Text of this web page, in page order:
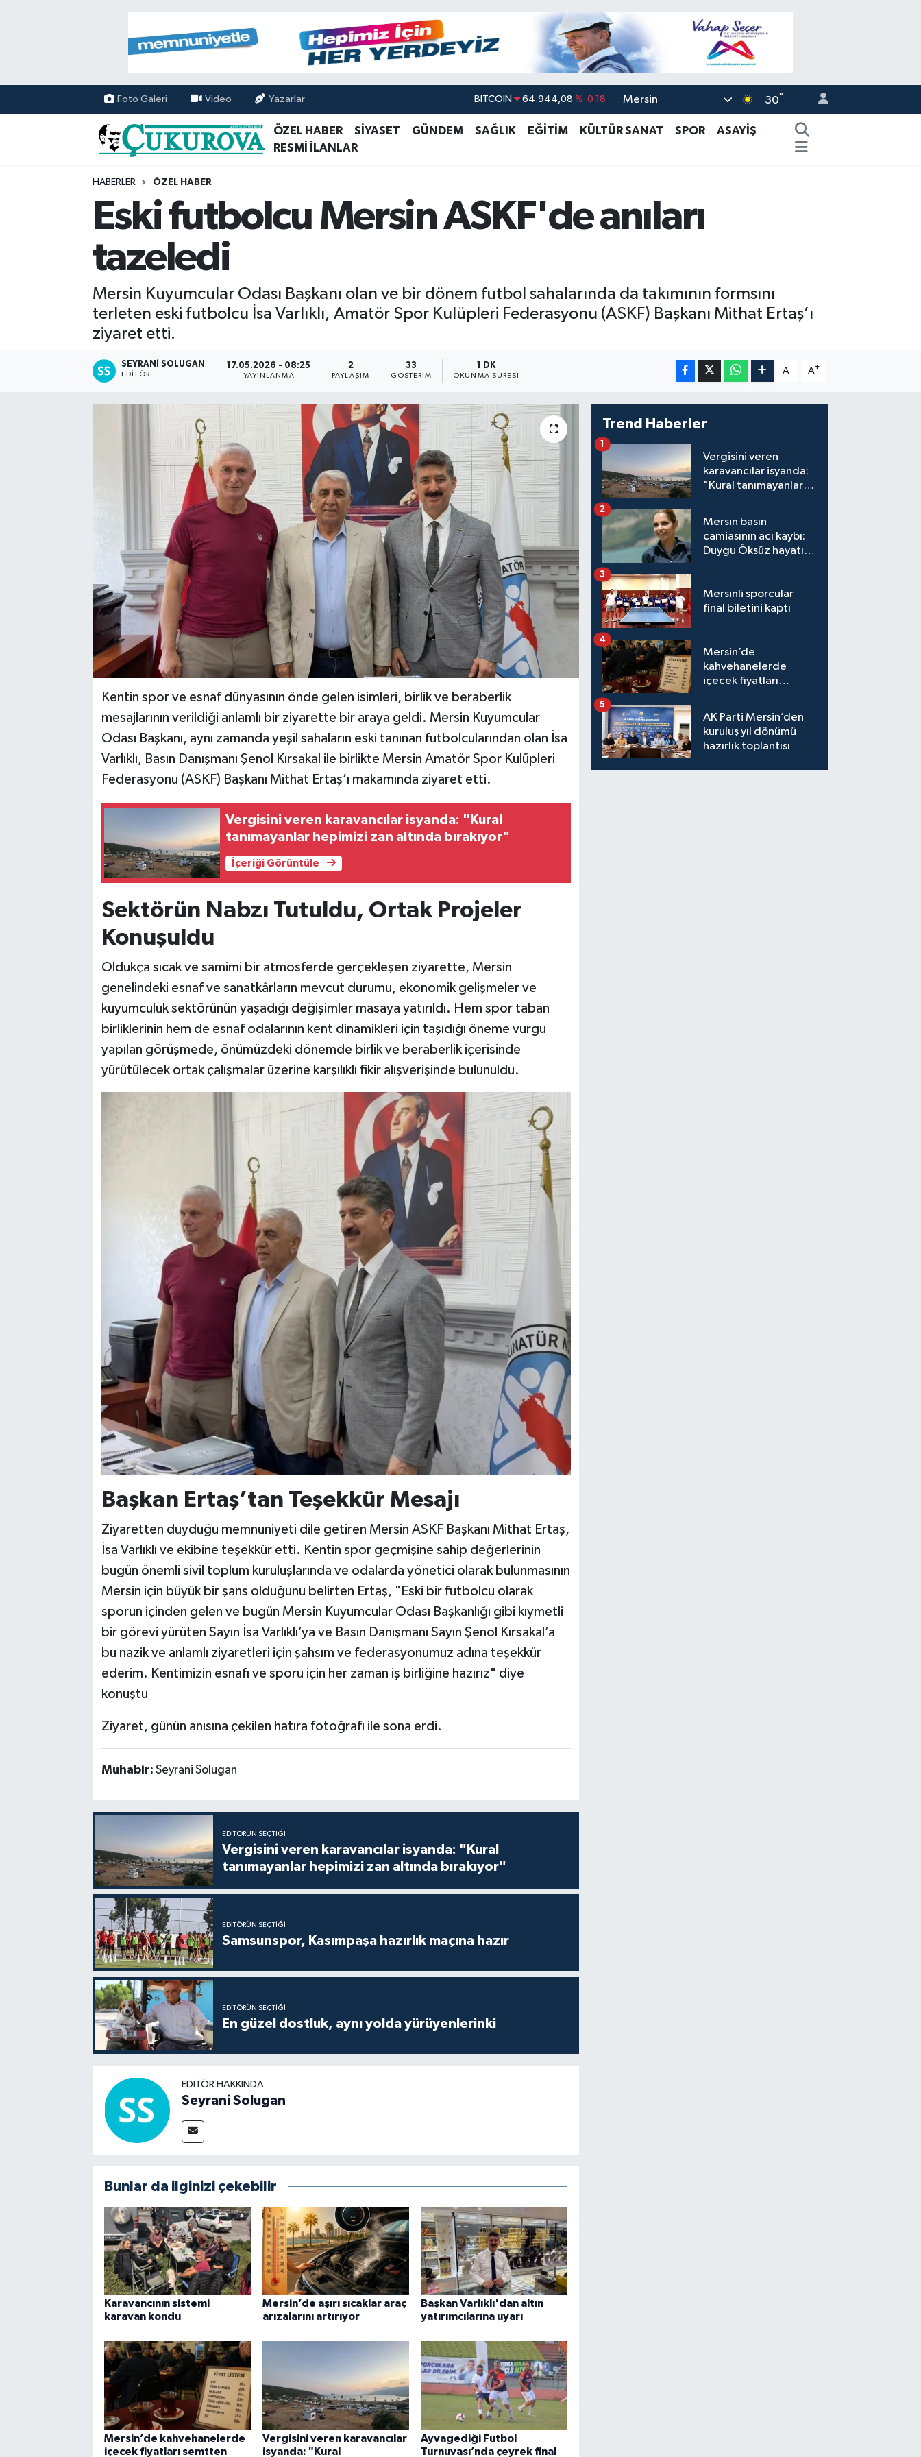
Foto Galeri Video Yazarlar DOLAR 47,7436 %0.18
EURO 55,2510 %0.32
BITCOIN 64.944,08 %-0.18
Mersin 30°
ÖZEL HABER SİYASET GÜNDEM SAĞLIK EĞİTİM KÜLTÜR SANAT SPOR
ASAYİŞ
RESMİ İLANLAR
HABERLER ÖZEL HABER
Eski futbolcu Mersin ASKF'de anıları
tazeledi
Mersin Kuyumcular Odası Başkanı olan ve bir dönem futbol sahalarında da takımının formsını
terleten eski futbolcu İsa Varlıklı, Amatör Spor Kulüpleri Federasyonu (ASKF) Başkanı Mithat Ertaş’ı
ziyaret etti.
SEYRANI SOLUGAN
EDITÖR
17.05.2026 - 08:25
YAYINLANMA
2
PAYLAŞIM
33
GÖSTERIM
1 DK
OKUNMA SÜRESI
A- A+
Kentin spor ve esnaf dünyasının önde gelen isimleri, birlik ve beraberlik
mesajlarının verildiği anlamlı bir ziyarette bir araya geldi. Mersin Kuyumcular
Odası Başkanı, aynı zamanda yeşil sahaların eski tanınan futbolcularından olan İsa
Varlıklı, Basın Danışmanı Şenol Kırsakal ile birlikte Mersin Amatör Spor Kulüpleri
Federasyonu (ASKF) Başkanı Mithat Ertaş’ı makamında ziyaret etti.
Vergisini veren karavancılar isyanda: "Kural
tanımayanlar hepimizi zan altında bırakıyor"
İçeriği Görüntüle
Sektörün Nabzı Tutuldu, Ortak Projeler
Konuşuldu
Oldukça sıcak ve samimi bir atmosferde gerçekleşen ziyarette, Mersin
genelindeki esnaf ve sanatkârların mevcut durumu, ekonomik gelişmeler ve
kuyumculuk sektörünün yaşadığı değişimler masaya yatırıldı. Hem spor taban
birliklerinin hem de esnaf odalarının kent dinamikleri için taşıdığı öneme vurgu
yapılan görüşmede, önümüzdeki dönemde birlik ve beraberlik içerisinde
yürütülecek ortak çalışmalar üzerine karşılıklı fikir alışverişinde bulunuldu.
Başkan Ertaş’tan Teşekkür Mesajı
Ziyaretten duyduğu memnuniyeti dile getiren Mersin ASKF Başkanı Mithat Ertaş,
İsa Varlıklı ve ekibine teşekkür etti. Kentin spor geçmişine sahip değerlerinin
bugün önemli sivil toplum kuruluşlarında ve odalarda yönetici olarak bulunmasının
Mersin için büyük bir şans olduğunu belirten Ertaş, "Eski bir futbolcu olarak
sporun içinden gelen ve bugün Mersin Kuyumcular Odası Başkanlığı gibi kıymetli
bir görevi yürüten Sayın İsa Varlıklı’ya ve Basın Danışmanı Sayın Şenol Kırsakal’a
bu nazik ve anlamlı ziyaretleri için şahsım ve federasyonumuz adına teşekkür
ederim. Kentimizin esnafı ve sporu için her zaman iş birliğine hazırız" diye
konuştu
Ziyaret, günün anısına çekilen hatıra fotoğrafı ile sona erdi.
Muhabir: Seyrani Solugan
EDITÖRÜN SEÇTIĞI
Vergisini veren karavancılar isyanda: "Kural
tanımayanlar hepimizi zan altında bırakıyor"
EDITÖRÜN SEÇTIĞI
Samsunspor, Kasımpaşa hazırlık maçına hazır
EDITÖRÜN SEÇTIĞI
En güzel dostluk, aynı yolda yürüyenlerinki
EDITÖR HAKKINDA
Seyrani Solugan
Bunlar da ilginizi çekebilir
Karavancının sistemi
karavan kondu
Mersin’de aşırı sıcaklar araç
arızalarını artırıyor
Başkan Varlıklı'dan altın
yatırımcılarına uyarı
Mersin’de kahvehanelerde
içecek fiyatları semtten
Vergisini veren karavancılar
isyanda: "Kural
Ayvagediği Futbol
Turnuvası’nda çeyrek final
Trend Haberler
Vergisini veren
karavancılar isyanda:
"Kural tanımayanlar
1
Mersin basın
camiasının acı kaybı:
Duygu Öksüz hayatını
2
Mersinli sporcular
final biletini kaptı
3
Mersin’de
kahvehanelerde
içecek fiyatları
4
AK Parti Mersin’den
kuruluş yıl dönümü
hazırlık toplantısı
5
Mersin Nöbetçi Eczaneler
Mersin Hava Durumu
Mersin Namaz Vakitleri
Mersin Trafik Yoğunluk Haritası
Tüm Manşetler
Son Dakika Haberleri
Haber Arşivi